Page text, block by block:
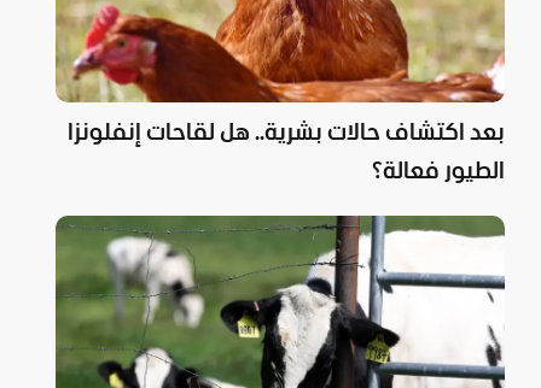
بعد اكتشاف حالات بشرية.. هل لقاحات إنفلونزا
الطيور فعالة؟